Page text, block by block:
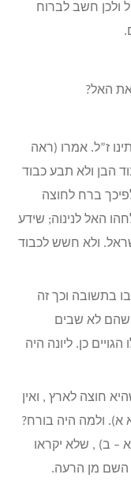
ולכן חשב לברוח
האל?
ז”ל. אמרו (ראה
הבן ולא תבע כבוד
ברח לחוצה
האל לנינוה; שידע
ולא חשש לכבוד
בתשובה וכך זה
שהם לא שבים
כן. ליונה היה
חוצה לארץ , ואין
ולמה היה בורח?
– ב) , שלא יקראו
השם מן הרעה.